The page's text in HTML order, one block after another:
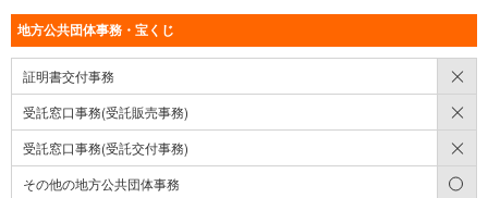
地方公共団体事務・宝くじ
証明書交付事務
受託窓口事務(受託販売事務)
受託窓口事務(受託交付事務)
その他の地方公共団体事務